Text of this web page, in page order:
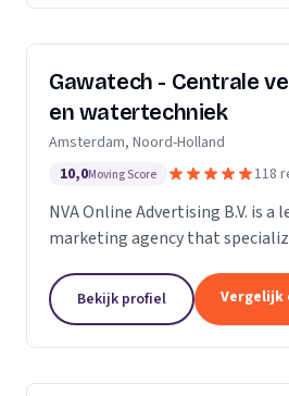
Gawatech - Centrale
en watertechniek
Amsterdam, Noord-Holland
10,0Moving Score 118
NVA Online Advertising B.V. is a
marketing agency that
team of seasoned professionals
passionate...
Bekijk profiel